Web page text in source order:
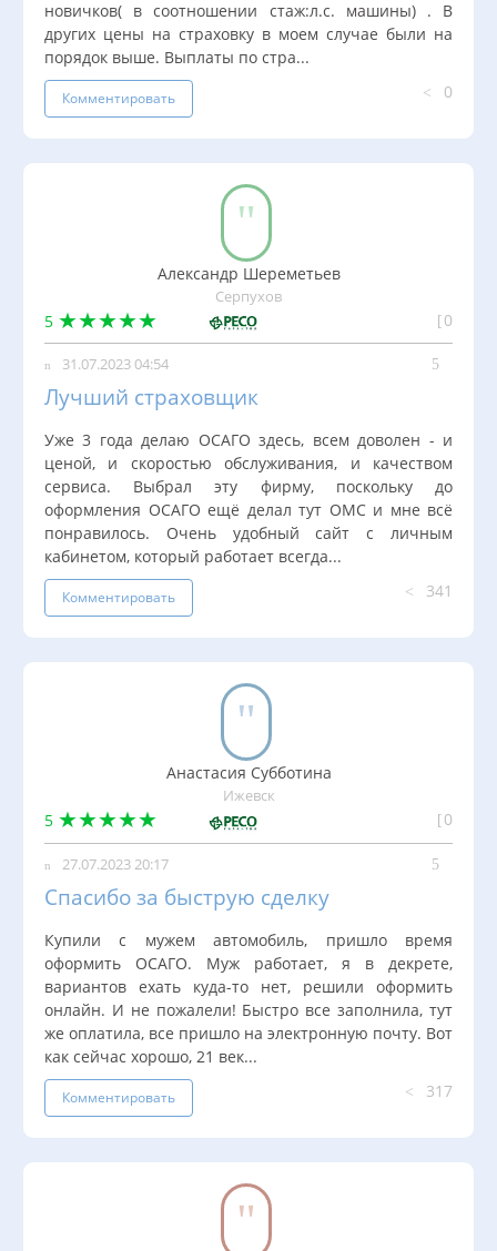
новичков( в соотношении стаж:л.с. машины) . В
других цены на страховку в моем случае были на
порядок выше. Выплаты по стра...
Комментировать 0
Александр Шереметьев
Серпухов
5 0
31.07.2023 04:54
Лучший страховщик
Уже 3 года делаю ОСАГО здесь, всем доволен - и
ценой, и скоростью обслуживания, и качеством
сервиса. Выбрал эту фирму, поскольку до
оформления ОСАГО ещё делал тут ОМС и мне всё
понравилось. Очень удобный сайт с личным
кабинетом, который работает всегда...
Комментировать 341
Анастасия Субботина
Ижевск
5 0
27.07.2023 20:17
Спасибо за быструю сделку
Купили с мужем автомобиль, пришло время
оформить ОСАГО. Муж работает, я в декрете,
вариантов ехать куда-то нет, решили оформить
онлайн. И не пожалели! Быстро все заполнила, тут
же оплатила, все пришло на электронную почту. Вот
как сейчас хорошо, 21 век...
Комментировать 317